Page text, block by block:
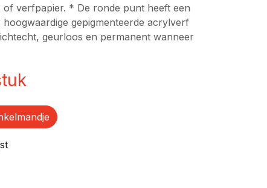
verfpapier. * De ronde punt heeft een
gepigmenteerde acrylverf
geurloos en permanent wanneer